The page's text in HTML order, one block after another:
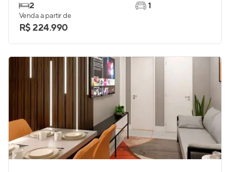
2
1
Venda a partir de
R$ 224.990